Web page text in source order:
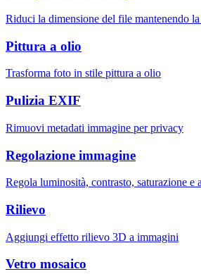
Riduci la dimensione del file mantenendo
Pittura a olio
Trasforma foto in stile pittura a olio
Pulizia EXIF
Rimuovi metadati immagine per privacy
Regolazione immagine
Regola luminosità, contrasto, saturazione e
Rilievo
Aggiungi effetto rilievo 3D a immagini
Vetro mosaico